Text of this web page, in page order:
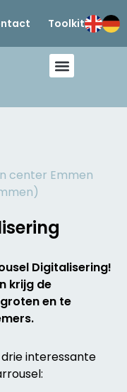
Toolkit
center Emmen
Digitalisering!
krijg de
en te
interessante